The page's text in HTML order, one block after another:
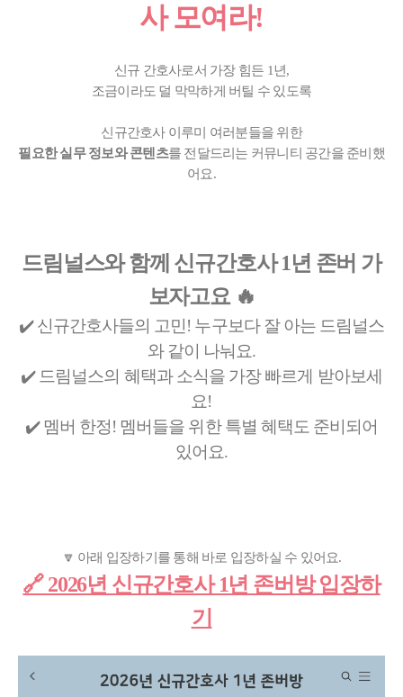
사 모여라!
신규 간호사로서 가장 힘든 1년,
조금이라도 덜 막막하게 버틸 수 있도록
신규간호사 이루미 여러분들을 위한
필요한 실무 정보와 콘텐츠를 전달드리는 커뮤니티 공간을 준비했
어요.
드림널스와 함께 신규간호사 1년 존버 가
보자고요 🔥
✔️ 신규간호사들의 고민! 누구보다 잘 아는 드림널스
와 같이 나눠요.
✔️ 드림널스의 혜택과 소식을 가장 빠르게 받아보세
요!
✔️ 멤버 한정! 멤버들을 위한 특별 혜택도 준비되어
있어요.
🔽 아래 입장하기를 통해 바로 입장하실 수 있어요.
🔗 2026년 신규간호사 1년 존버방 입장하
기